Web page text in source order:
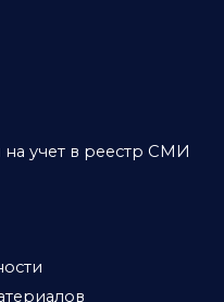
на учет в реестр СМИ